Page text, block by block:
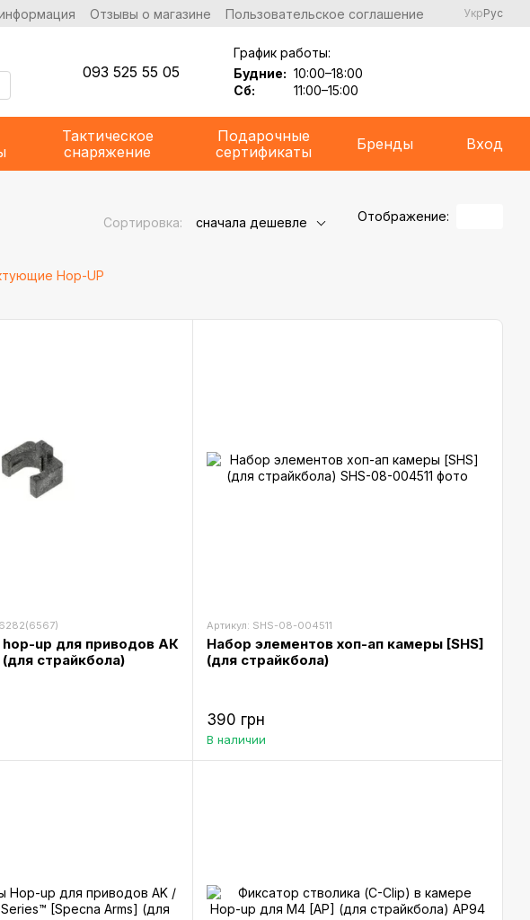
Отзывы о магазине Пользовательское соглашение УкрРус
093 525 55 05
График работы:
Будние: 10:00–18:00
Сб:
11:00–15:00
Тактическое
снаряжение
Подарочные
сертификаты
Бренды Вход
Сортировка: сначала дешевле Отображение:
Hop-UP
up для приводов АК
(для страйкбола)
Артикул: SHS-08-004511
Набор элементов хоп-ап камеры [SHS]
(для страйкбола)
390 грн
В наличии